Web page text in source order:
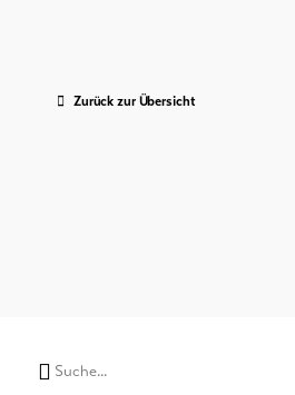
Zurück zur Übersicht
Suchwort